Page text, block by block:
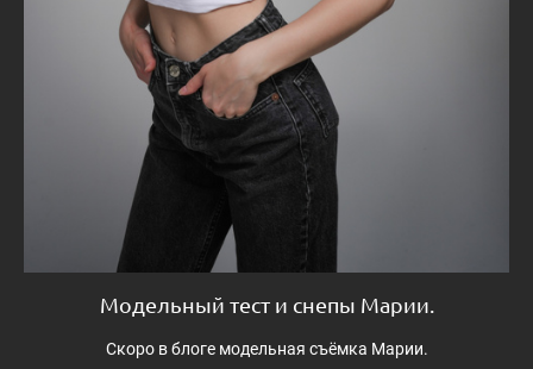
Модельный тест и снепы Марии.
Скоро в блоге модельная съёмка Марии.